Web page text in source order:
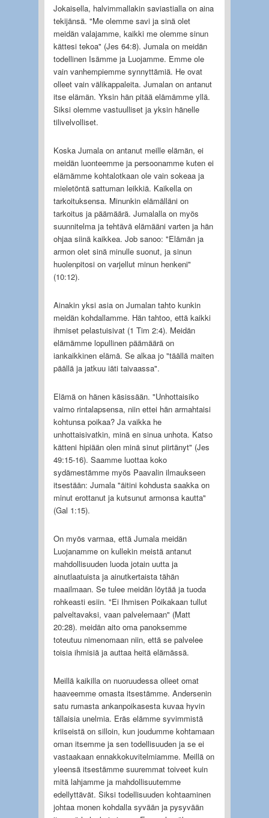
Jokaisella, halvimmallakin saviastialla on aina
tekijänsä. "Me olemme savi ja sinä olet
meidän valajamme, kaikki me olemme sinun
kättesi tekoa" (Jes 64:8). Jumala on meidän
todellinen Isämme ja Luojamme. Emme ole
vain vanhempiemme synnyttämiä. He ovat
olleet vain välikappaleita. Jumalan on antanut
itse elämän. Yksin hän pitää elämämme yllä.
Siksi olemme vastuulliset ja yksin hänelle
tilivelvolliset.
Koska Jumala on antanut meille elämän, ei
meidän luonteemme ja persoonamme kuten ei
elämämme kohtalotkaan ole vain sokeaa ja
mieletöntä sattuman leikkiä. Kaikella on
tarkoituksensa. Minunkin elämälläni on
tarkoitus ja päämäärä. Jumalalla on myös
suunnitelma ja tehtävä elämääni varten ja hän
ohjaa siinä kaikkea. Job sanoo: "Elämän ja
armon olet sinä minulle suonut, ja sinun
huolenpitosi on varjellut minun henkeni"
(10:12).
Ainakin yksi asia on Jumalan tahto kunkin
meidän kohdallamme. Hän tahtoo, että kaikki
ihmiset pelastuisivat (1 Tim 2:4). Meidän
elämämme lopullinen päämäärä on
iankaikkinen elämä. Se alkaa jo "täällä maiten
päällä ja jatkuu iäti taivaassa".
Elämä on hänen käsissään. "Unhottaisiko
vaimo rintalapsensa, niin ettei hän armahtaisi
kohtunsa poikaa? Ja vaikka he
unhottaisivatkin, minä en sinua unhota. Katso
kätteni hipiään olen minä sinut piirtänyt" (Jes
49:15-16). Saamme luottaa koko
sydämestämme myös Paavalin ilmaukseen
itsestään: Jumala "äitini kohdusta saakka on
minut erottanut ja kutsunut armonsa kautta"
(Gal 1:15).
On myös varmaa, että Jumala meidän
Luojanamme on kullekin meistä antanut
mahdollisuuden luoda jotain uutta ja
ainutlaatuista ja ainutkertaista tähän
maailmaan. Se tulee meidän löytää ja tuoda
rohkeasti esiin. "Ei Ihmisen Poikakaan tullut
palveltavaksi, vaan palvelemaan" (Matt
20:28). meidän aito oma panoksemme
toteutuu nimenomaan niin, että se palvelee
toisia ihmisiä ja auttaa heitä elämässä.
Meillä kaikilla on nuoruudessa olleet omat
haaveemme omasta itsestämme. Andersenin
satu rumasta ankanpoikasesta kuvaa hyvin
tällaisia unelmia. Eräs elämme syvimmistä
kriiseistä on silloin, kun joudumme kohtamaan
oman itsemme ja sen todellisuuden ja se ei
vastaakaan ennakkokuvitelmiamme. Meillä on
yleensä itsestämme suuremmat toiveet kuin
mitä lahjamme ja mahdollisuutemme
edellyttävät. Siksi todellisuuden kohtaaminen
johtaa monen kohdalla syvään ja pysyvään